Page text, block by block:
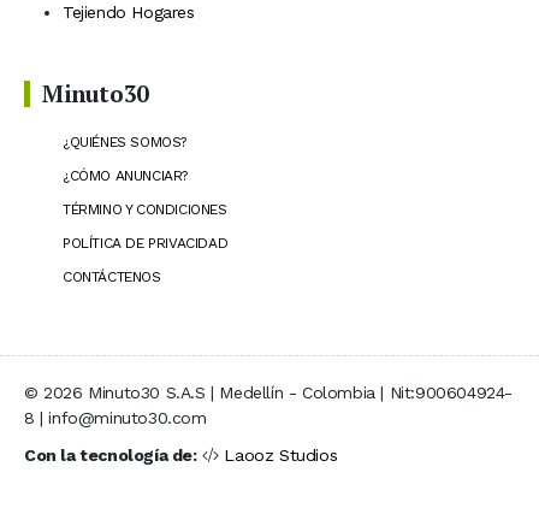
Tejiendo Hogares
Minuto30
¿QUIÉNES SOMOS?
¿CÓMO ANUNCIAR?
TÉRMINO Y CONDICIONES
POLÍTICA DE PRIVACIDAD
CONTÁCTENOS
© 2026 Minuto30 S.A.S | Medellín - Colombia | Nit:900604924-
8 | info@minuto30.com
Con la tecnología de:
Laooz Studios